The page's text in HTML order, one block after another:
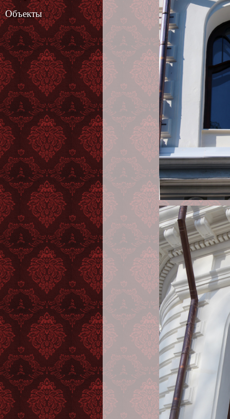
Объекты